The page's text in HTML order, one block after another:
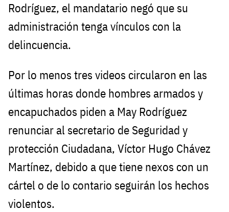
Rodríguez, el mandatario negó que su
administración tenga vínculos con la
delincuencia.
Por lo menos tres videos circularon en las
últimas horas donde hombres armados y
encapuchados piden a May Rodríguez
renunciar al secretario de Seguridad y
protección Ciudadana, Víctor Hugo Chávez
Martínez, debido a que tiene nexos con un
cártel o de lo contario seguirán los hechos
violentos.